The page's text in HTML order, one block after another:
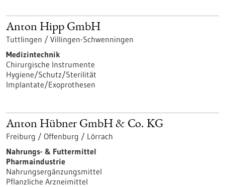
Anton Hipp GmbH
Tuttlingen / Villingen-Schwenningen
Medizintechnik
Chirurgische Instrumente
Hygiene/Schutz/Sterilität
Implantate/Exoprothesen
Anton Hübner GmbH & Co. KG
Freiburg / Offenburg / Lörrach
Nahrungs- & Futtermittel
Pharmaindustrie
Nahrungsergänzungsmittel
Pflanzliche Arzneimittel